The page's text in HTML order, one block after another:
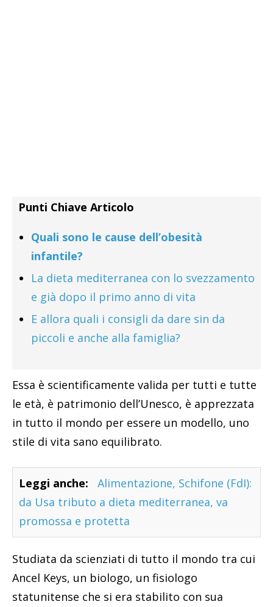
Punti Chiave Articolo
Quali sono le cause dell’obesità
infantile?
La dieta mediterranea con lo svezzamento
e già dopo il primo anno di vita
E allora quali i consigli da dare sin da
piccoli e anche alla famiglia?
Essa è scientificamente valida per tutti e tutte
le età, è patrimonio dell’Unesco, è apprezzata
in tutto il mondo per essere un modello, uno
stile di vita sano equilibrato.
Leggi anche:
Alimentazione, Schifone (FdI):
da Usa tributo a dieta mediterranea, va
promossa e protetta
Studiata da scienziati di tutto il mondo tra cui
Ancel Keys, un biologo, un fisiologo
statunitense che si era stabilito con sua